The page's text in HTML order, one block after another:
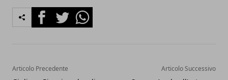
FacebookTwitterWhatsapp
Articolo Precedente Articolo Successivo